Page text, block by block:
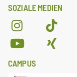
SOZIALE MEDIEN
CAMPUS